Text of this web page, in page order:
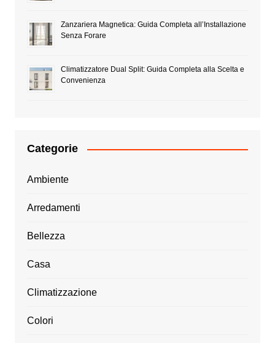
Zanzariera Magnetica: Guida Completa all’Installazione
Senza Forare
Climatizzatore Dual Split: Guida Completa alla Scelta e
Convenienza
Categorie
Ambiente
Arredamenti
Bellezza
Casa
Climatizzazione
Colori